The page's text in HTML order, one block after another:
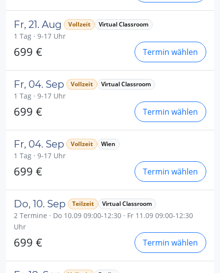
Fr, 21. Aug Vollzeit Virtual Classroom
1 Tag · 9-17 Uhr
699 € Termin wählen
Fr, 04. Sep Vollzeit Virtual Classroom
1 Tag · 9-17 Uhr
699 € Termin wählen
Fr, 04. Sep Vollzeit Wien
1 Tag · 9-17 Uhr
699 € Termin wählen
Do, 10. Sep Teilzeit Virtual Classroom
2 Termine · Do 10.09 09:00-12:30 · Fr 11.09 09:00-12:30
Uhr
699 € Termin wählen